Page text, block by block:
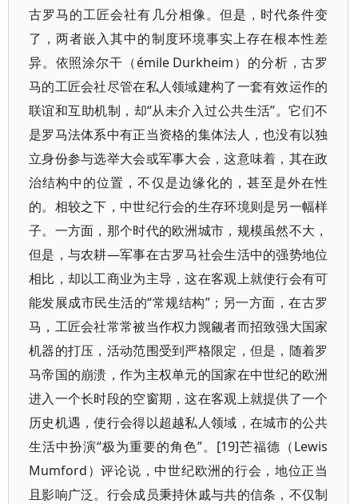
古罗马的工匠会社有几分相像。但是，时代条件变
了，两者嵌入其中的制度环境事实上存在根本性差
异。依照涂尔干（émile Durkheim）的分析，古罗
马的工匠会社尽管在私人领域建构了一套有效运作的
联谊和互助机制，却“从未介入过公共生活”。它们不
是罗马法体系中有正当资格的集体法人，也没有以独
立身份参与选举大会或军事大会，这意味着，其在政
治结构中的位置，不仅是边缘化的，甚至是外在性
的。相较之下，中世纪行会的生存环境则是另一幅样
子。一方面，那个时代的欧洲城市，规模虽然不大，
但是，与农耕—军事在古罗马社会生活中的强势地位
相比，却以工商业为主导，这在客观上就使行会有可
能发展成市民生活的“常规结构”；另一方面，在古罗
马，工匠会社常常被当作权力觊觎者而招致强大国家
机器的打压，活动范围受到严格限定，但是，随着罗
马帝国的崩溃，作为主权单元的国家在中世纪的欧洲
进入一个长时段的空窗期，这在客观上就提供了一个
历史机遇，使行会得以超越私人领域，在城市的公共
生活中扮演“极为重要的角色”。[19]芒福德（Lewis
Mumford）评论说，中世纪欧洲的行会，地位正当
且影响广泛。行会成员秉持休戚与共的信条，不仅制